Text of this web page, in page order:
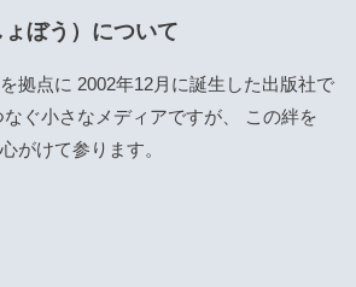
ぼう）について
拠点に 2002年12月に誕生した出版社で
ぐ小さなメディアですが、 この絆を
がけて参ります。